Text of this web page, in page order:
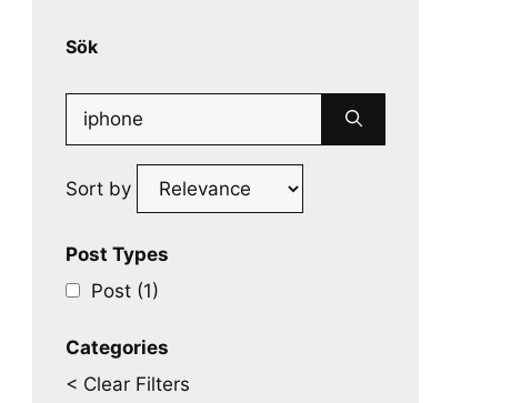
Sök
Search
for:
Sort by
Post Types
Post (1)
Categories
< Clear Filters